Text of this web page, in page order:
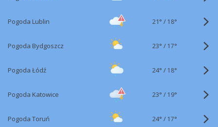
Pogoda Lublin 21° / 18°
Pogoda Bydgoszcz 23° / 17°
Pogoda Łódź 24° / 18°
Pogoda Katowice 23° / 19°
Pogoda Toruń 24° / 17°